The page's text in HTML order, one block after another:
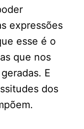
expressões
esse é o
que nos
E
dos